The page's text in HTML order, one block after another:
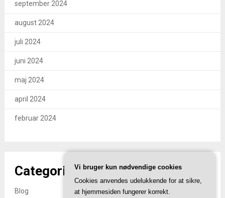
september 2024
august 2024
juli 2024
juni 2024
maj 2024
april 2024
februar 2024
Categories
Blog
Vi bruger kun nødvendige cookies
Cookies anvendes udelukkende for at sikre,
at hjemmesiden fungerer korrekt.